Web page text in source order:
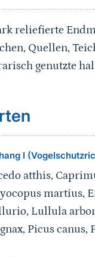
reliefierte
Quellen,
genutzte
I
atthis,
martius,
Lullula
Picus